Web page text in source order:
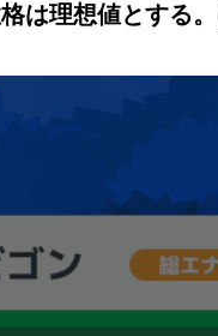
は理想値とする